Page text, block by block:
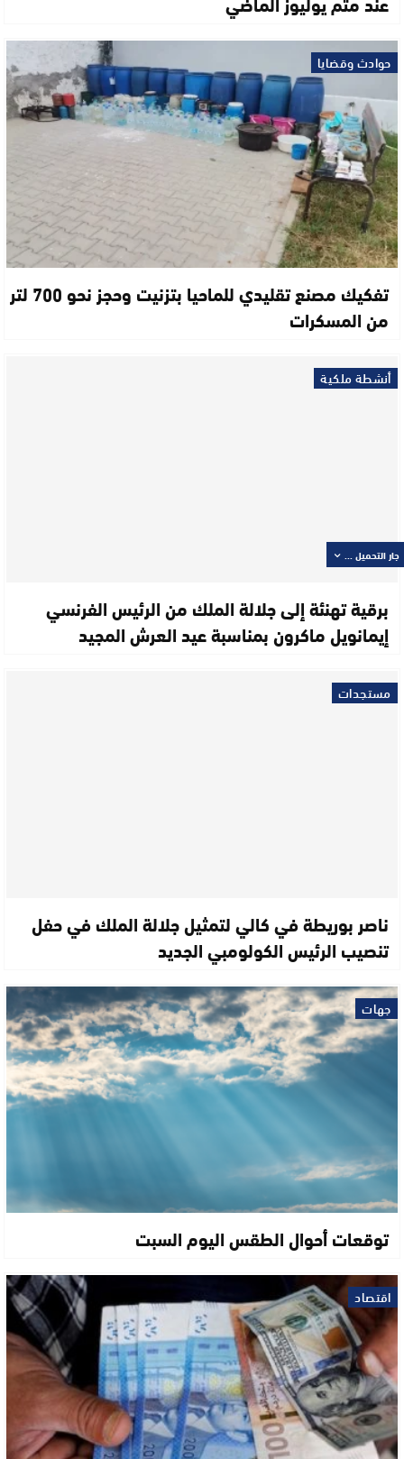
حوادث وقضايا
تفكيك مصنع تقليدي للماحيا بتزنيت وحجز نحو 700 لتر
من المسكرات
أنشطة ملكية
برقية تهنئة إلى جلالة الملك من الرئيس الفرنسي
إيمانويل ماكرون بمناسبة عيد العرش المجيد
مستجدات
ناصر بوريطة في كالي لتمثيل جلالة الملك في حفل
تنصيب الرئيس الكولومبي الجديد
جهات
توقعات أحوال الطقس اليوم السبت
اقتصاد
جار التحميل ...